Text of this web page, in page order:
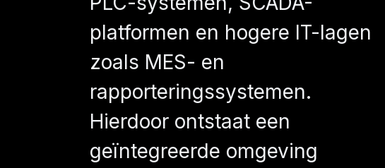
platformen en hogere IT-lagen
zoals MES- en
rapporteringssystemen.
Hierdoor ontstaat een
geïntegreerde omgeving